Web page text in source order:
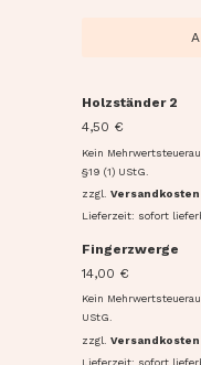
Holzständer 2
4,50 €
Kein
§19 (1) UStG.
zzgl. Versandkosten
Lieferzeit: sofort
Fingerzwerge
14,00 €
Kein
UStG.
zzgl. Versandkosten
Lieferzeit: sofort